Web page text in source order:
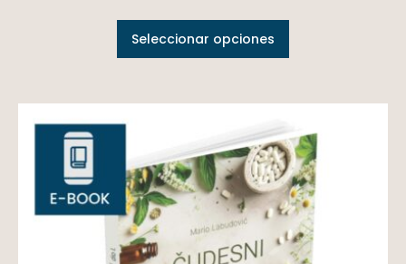
Seleccionar opciones